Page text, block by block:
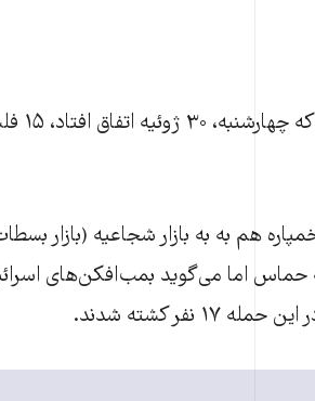
در حمله
هم به به بازار شجاعیه (بازار
اما می‌گوید بمب‌افکن‌های
کشته شدند.